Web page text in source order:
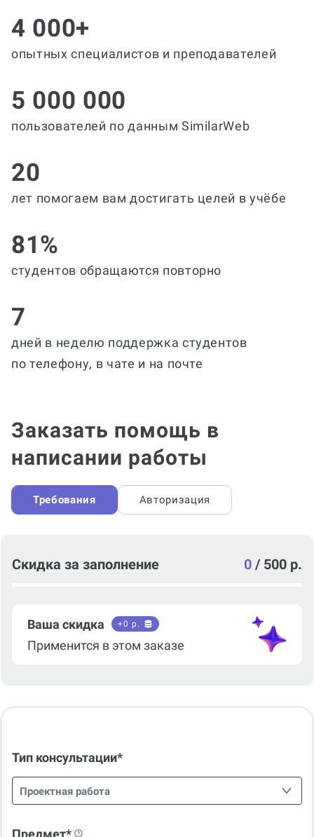
4 000+
опытных специалистов и преподавателей
5 000 000
пользователей по данным SimilarWeb
20
лет помогаем вам достигать целей в учёбе
81%
студентов обращаются повторно
7
дней в неделю поддержка студентов
по телефону, в чате и на почте
Заказать помощь в
написании работы
Требования Авторизация
Скидка за заполнение 0 / 500 р.
Ваша скидка +0 р.
Применится в этом заказе
Тип консультации*
Проектная работа
Предмет*